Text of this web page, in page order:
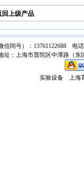
回上级产品
信同号）：13761122688 电
址：上海市普陀区中潭路（
实验设备 上海